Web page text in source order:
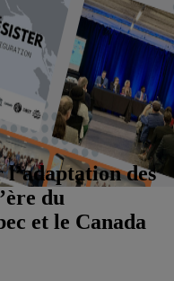
des
du
et le Canada